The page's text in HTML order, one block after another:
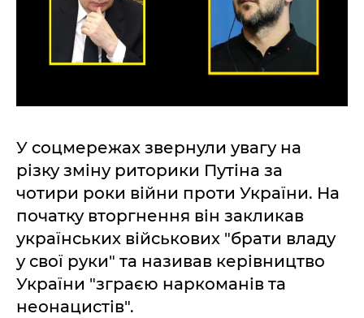
У соцмережах звернули увагу на
різку зміну риторики Путіна за
чотири роки війни проти України. На
початку вторгнення він закликав
українських військових "брати владу
у свої руки" та називав керівництво
України "зграєю наркоманів та
неонацистів".